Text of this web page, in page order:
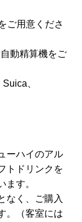
ご用意くださ
動精算機をご
、
ーハイのアル
トドリンクを
ます。
なく、ご購入
。（客室には